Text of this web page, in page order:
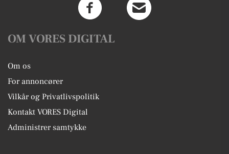
OM VORES DIGITAL
Om os
For annoncører
Vilkår og Privatlivspolitik
Kontakt VORES Digital
Administrer samtykke